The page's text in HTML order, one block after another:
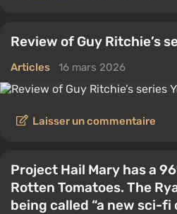
Review of Guy Ritchie’s
Articles 16 mars 2026
Laisser un commentaire
Project Hail Mary has a
Rotten Tomatoes. The
being called “a new sci-fi